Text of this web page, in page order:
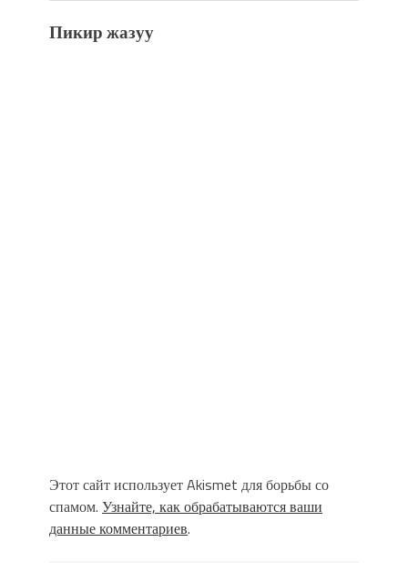
Пикир жазуу
Этот сайт использует Akismet для борьбы со
спамом. Узнайте, как обрабатываются ваши
данные комментариев.